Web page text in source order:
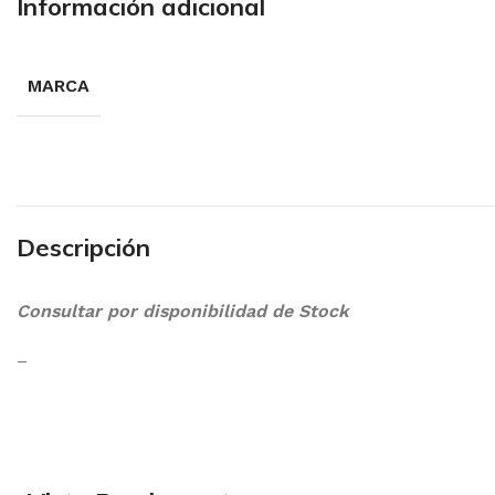
Información adicional
MARCA
Descripción
Consultar por disponibilidad de Stock
–